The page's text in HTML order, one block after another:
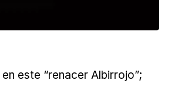
este “renacer Albirrojo”;